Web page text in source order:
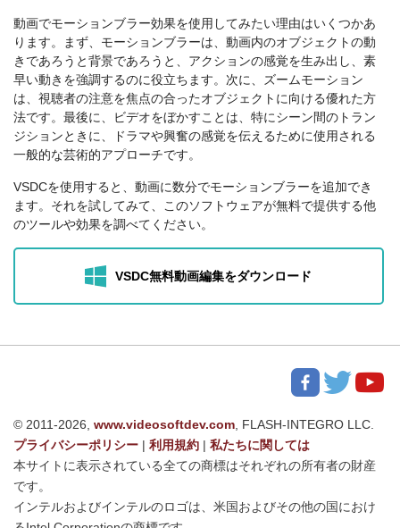
動画でモーションブラー効果を使用してみたい理由はいくつかあ
ります。まず、モーションブラーは、動画内のオブジェクトの動
きであろうと背景であろうと、アクションの感覚を生み出し、素
早い動きを強調するのに役立ちます。次に、ズームモーション
は、視聴者の注意を焦点の合ったオブジェクトに向ける優れた方
法です。最後に、ビデオをぼかすことは、特にシーン間のトラン
ジションときに、ドラマや興奮の感覚を伝えるために使用される
一般的な芸術的アプローチです。
VSDCを使用すると、動画に数分でモーションブラーを追加でき
ます。それを試してみて、このソフトウェアが無料で提供する他
のツールや効果を調べてください。
VSDC無料動画編集をダウンロード
© 2011-2026, www.videosoftdev.com , FLASH-INTEGRO LLC.
プライバシーポリシー | 利用規約 | 私たちに関しては
本サイトに表示されている全ての商標はそれぞれの所有者の財産
です。
インテルおよびインテルのロゴは、米国およびその他の国におけ